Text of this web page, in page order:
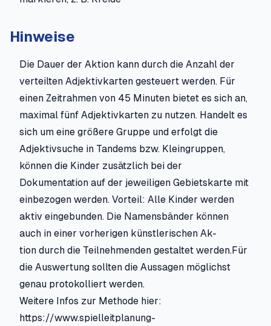
Hinweise
Die Dauer der Aktion kann durch die Anzahl der
verteilten Adjektivkarten gesteuert werden. Für
einen Zeitrahmen von 45 Minuten bietet es sich an,
maximal fünf Adjektivkarten zu nutzen. Handelt es
sich um eine größere Gruppe und erfolgt die
Adjektivsuche in Tandems bzw. Kleingruppen,
können die Kinder zusätzlich bei der
Dokumentation auf der jeweiligen Gebietskarte mit
einbezogen werden. Vorteil: Alle Kinder werden
aktiv eingebunden. Die Namensbänder können
auch in einer vorherigen künstlerischen Ak-
tion durch die Teilnehmenden gestaltet werden.Für
die Auswertung sollten die Aussagen möglichst
genau protokolliert werden.
Weitere Infos zur Methode hier:
https://www.spielleitplanung-